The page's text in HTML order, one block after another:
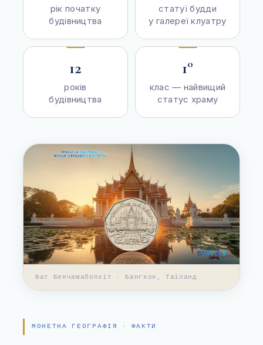
рік початку
будівництва
статуї будди
у галереї клуатру
12
років
будівництва
1°
клас — найвищий
статус храму
Ват Бенчамабопхіт · Бангкок, Таїланд
МОНЕТНА ГЕОГРАФІЯ · ФАКТИ